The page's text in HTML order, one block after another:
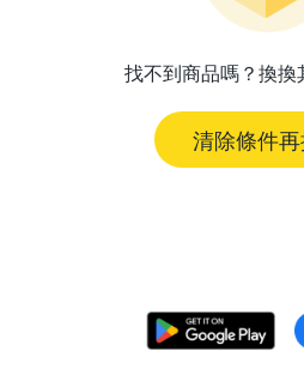
找不到商品嗎？換換
清除條件